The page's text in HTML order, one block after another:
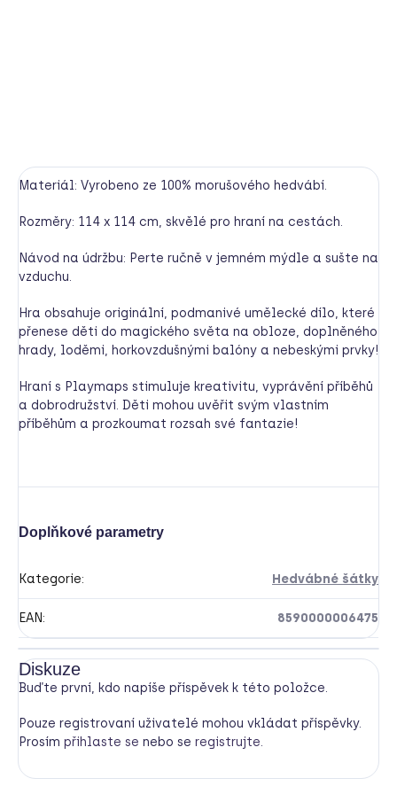
Materiál: Vyrobeno ze 100% morušového hedvábí.
Rozměry: 114 x 114 cm, skvělé pro hraní na cestách.
Návod na údržbu: Perte ručně v jemném mýdle a sušte na
vzduchu.
Hra obsahuje originální, podmanivé umělecké dílo, které
přenese děti do magického světa na obloze, doplněného
hrady, loděmi, horkovzdušnými balóny a nebeskými prvky!
Hraní s Playmaps stimuluje kreativitu, vyprávění příběhů
a dobrodružství. Děti mohou uvěřit svým vlastním
příběhům a prozkoumat rozsah své fantazie!
Doplňkové parametry
Kategorie: Hedvábné šátky
EAN: 8590000006475
Diskuze
Buďte první, kdo napíše příspěvek k této položce.
Pouze registrovaní uživatelé mohou vkládat příspěvky.
Prosím přihlaste se nebo se registrujte.